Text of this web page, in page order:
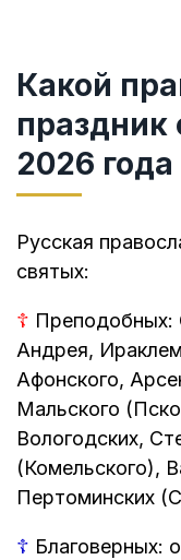
Какой
2026 года
Русская
святых:
☦ Преподобных:
Андрея,
Афонского,
Мальского
Вологодских,
(Комельского),
Пертоминских
☦ Благоверных: